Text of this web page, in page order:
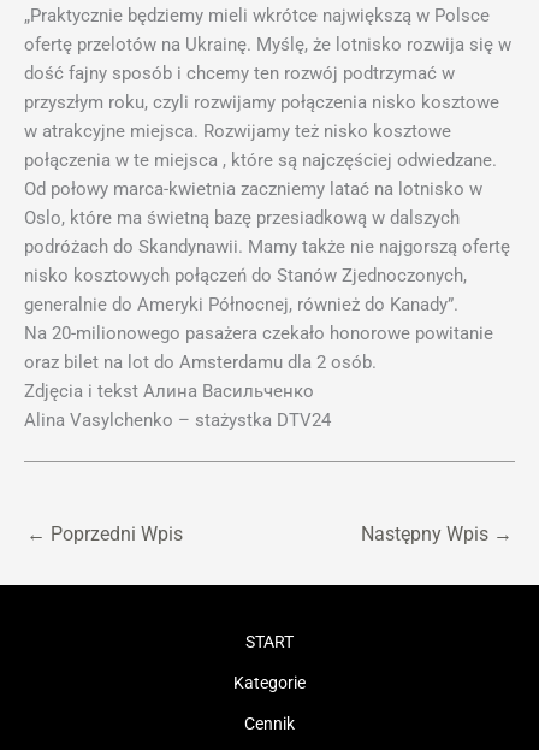
„Praktycznie będziemy mieli wkrótce największą w Polsce
ofertę przelotów na Ukrainę. Myślę, że lotnisko rozwija się w
dość fajny sposób i chcemy ten rozwój podtrzymać w
przyszłym roku, czyli rozwijamy połączenia nisko kosztowe
w atrakcyjne miejsca. Rozwijamy też nisko kosztowe
połączenia w te miejsca , które są najczęściej odwiedzane.
Od połowy marca-kwietnia zaczniemy latać na lotnisko w
Oslo, które ma świetną bazę przesiadkową w dalszych
podróżach do Skandynawii. Mamy także nie najgorszą ofertę
nisko kosztowych połączeń do Stanów Zjednoczonych,
generalnie do Ameryki Północnej, również do Kanady”.
Na 20-milionowego pasażera czekało honorowe powitanie
oraz bilet na lot do Amsterdamu dla 2 osób.
Zdjęcia i tekst Алина Васильченко
Alina Vasylchenko – stażystka DTV24
← Poprzedni Wpis Następny Wpis →
START
Kategorie
Cennik